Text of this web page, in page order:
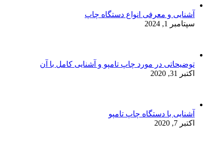
آشنایی و معرفی انواع دستگاه چاپ
سپتامبر 1, 2024
توضیحاتی در مورد چاپ تامپو و آشنایی کامل با آن
اکتبر 31, 2020
آشنایی با دستگاه چاپ تامپو
اکتبر 7, 2020